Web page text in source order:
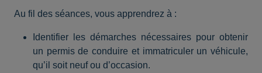
Au fil des séances, vous apprendrez à :
Identifier les démarches nécessaires pour obtenir
un permis de conduire et immatriculer un véhicule,
qu’il soit neuf ou d’occasion.